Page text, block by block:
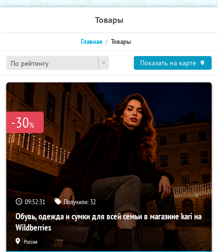
Товары
По рейтингу
Главная Товары
Показать на карте
-30%
09:52:29 Получили: 32
Обувь, одежда и сумки для всей семьи в магазине kari на
Wildberries
Россия